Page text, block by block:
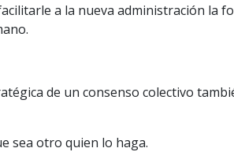
a la nueva administración la
de un consenso colectivo
sea otro quien lo haga.